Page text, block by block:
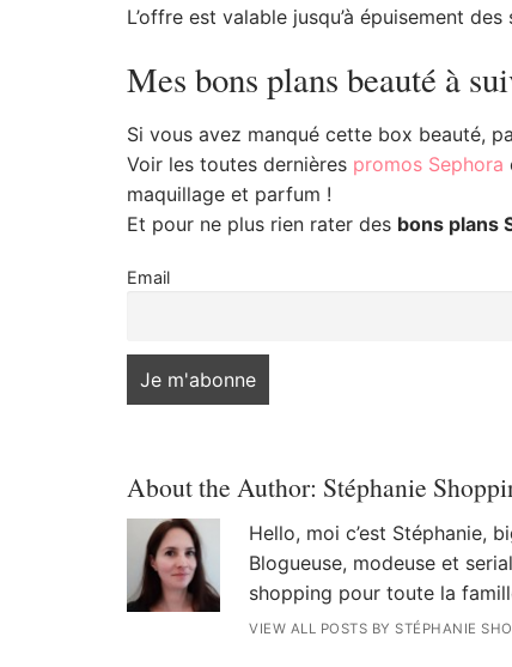
L’offre est valable jusqu’à épuisement des
Mes bons plans beauté à
Si vous avez manqué cette box beauté,
Voir les toutes dernières promos Sephora
maquillage et parfum !
Et pour ne plus rien rater des bons plans
Email
About the Author: Stéphanie
Hello, moi c’est Stéphanie,
Blogueuse, modeuse et
shopping pour toute la
VIEW ALL POSTS BY STÉPHANIE